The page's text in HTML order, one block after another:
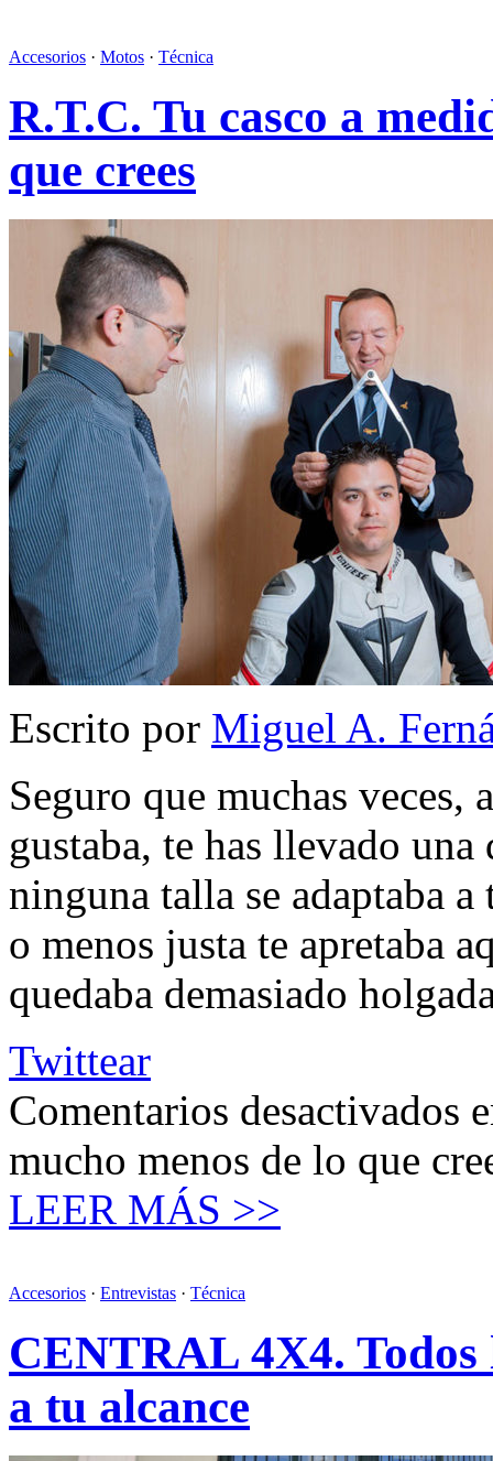
Accesorios · Motos · Técnica
R.T.C. Tu casco a
que crees
Escrito por Miguel A.
Seguro que muchas veces,
gustaba, te has llevado
ninguna talla se adaptaba a
o menos justa te apretaba
quedaba demasiado
Twittear
Comentarios desactivados
mucho menos de lo que
LEER MÁS >>
Accesorios · Entrevistas · Técnica
CENTRAL 4X4. Todos
a tu alcance